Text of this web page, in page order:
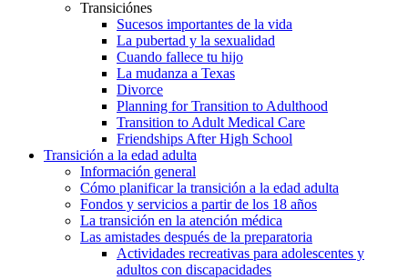
Transiciónes
Sucesos importantes de la vida
La pubertad y la sexualidad
Cuando fallece tu hijo
La mudanza a Texas
Divorce
Planning for Transition to Adulthood
Transition to Adult Medical Care
Friendships After High School
Transición a la edad adulta
Información general
Cómo planificar la transición a la edad adulta
Fondos y servicios a partir de los 18 años
La transición en la atención médica
Las amistades después de la preparatoria
Actividades recreativas para adolescentes y
adultos con discapacidades